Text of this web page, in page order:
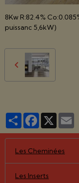
8Kw R:82.4%
puissanc 5,6kW)
PartagerFacebook
X
Les Cheminées
Les Inserts